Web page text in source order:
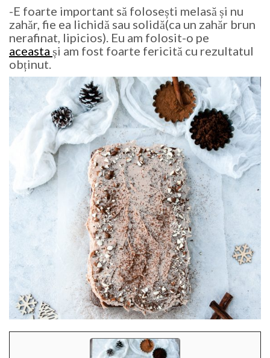
-E foarte important să folosești melasă și nu
zahăr, fie ea lichidă sau solidă(ca un zahăr brun
nerafinat, lipicios). Eu am folosit-o pe
aceasta și am fost foarte fericită cu rezultatul
obținut.